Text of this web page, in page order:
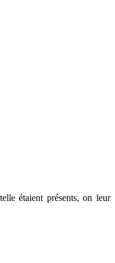
étaient présents, on leur